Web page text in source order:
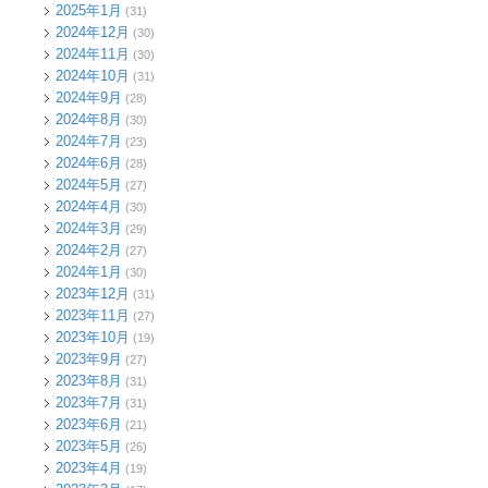
2025年1月 (31)
2024年12月 (30)
2024年11月 (30)
2024年10月 (31)
2024年9月 (28)
2024年8月 (30)
2024年7月 (23)
2024年6月 (28)
2024年5月 (27)
2024年4月 (30)
2024年3月 (29)
2024年2月 (27)
2024年1月 (30)
2023年12月 (31)
2023年11月 (27)
2023年10月 (19)
2023年9月 (27)
2023年8月 (31)
2023年7月 (31)
2023年6月 (21)
2023年5月 (26)
2023年4月 (19)